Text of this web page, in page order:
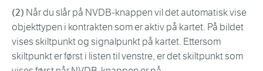
(2) Når du slår på NVDB-knappen vil det automatisk vise
objekttypen i kontrakten som er aktiv på kartet. På bildet
vises skiltpunkt og signalpunkt på kartet. Ettersom
skiltpunkt er først i listen til venstre, er det skiltpunkt som